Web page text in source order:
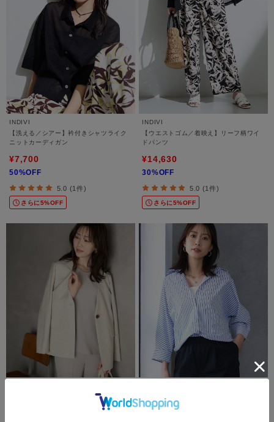
INDIVI
【洗える／シアー】衿付きシャツライク
ニットカーディガン
¥7,700
50%OFF
5.0 (1件)
さらに5%OFF
INDIVI
【ウエストゴム／着映え】リーフ柄ワイ
ドパンツ
¥14,630
30%OFF
5.0 (1件)
さらに5%OFF
【さらりと快適/セットアップ可/UV/接触
冷感】スラブカラーレスジャケット
ンスリーブシャツ